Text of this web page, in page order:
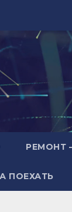
РЕМОНТ
ПОЕХАТЬ